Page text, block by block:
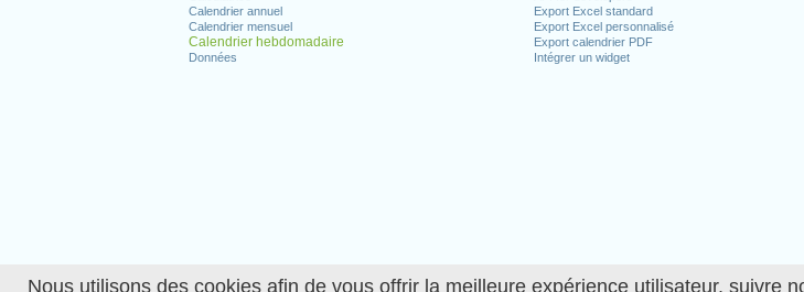
Nous utilisons des cookies afin de vous offrir la meilleure expérience utilisateur, suivre
Calendrier annuel
Calendrier mensuel
Calendrier hebdomadaire
Données
Export Excel standard
Export Excel personnalisé
Export calendrier PDF
Intégrer un widget